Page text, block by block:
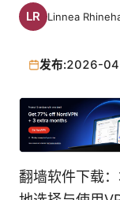
Linnea
发布:2026-
翻墙软件下载